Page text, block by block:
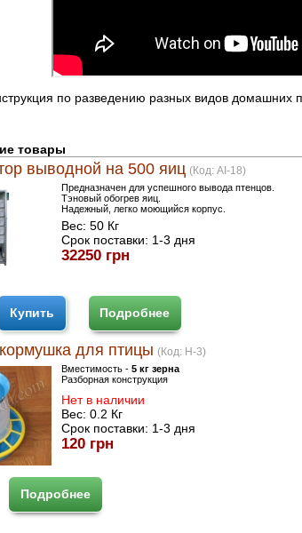
по разведению разных видов домашних
товары
выводной на 500 яиц (Код:AI-18)
Предназначен для успешного вывода птенцов.
Тэновый обогрев яиц.
Надежный, легко моющийся корпус.
Вес:50 Кг
Срок поставки: 1-3 дня
32250 грн
Купить Подробнее
для птицы (Код: H-3)
Вместимость -5 кг зерна
Разборная конструкция
Нет в наличии
Вес:0.2 Кг
Срок поставки: 1-3 дня
120 грн
Подробнее